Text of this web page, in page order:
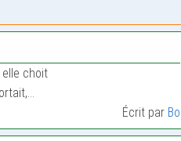
elle choit
Écrit par Bo